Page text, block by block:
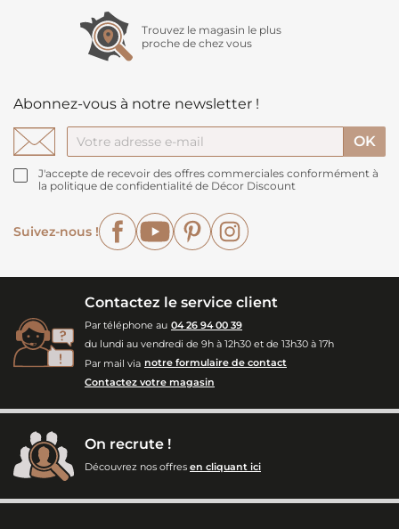
Trouvez le magasin le plus
proche de chez vous
Abonnez-vous à notre newsletter !
J'accepte de recevoir des offres commerciales conformément à
la politique de confidentialité de Décor Discount
Suivez-nous !
FacebookYouTubePinterest
Contactez le service client
Par téléphone au 04 26 94 00 39
du lundi au vendredi de 9h à 12h30 et de 13h30 à 17h
Par mail via notre formulaire de contact
Contactez votre magasin
On recrute !
Découvrez nos offres en cliquant ici